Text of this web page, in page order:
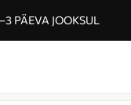
PÄEVA JOOKSUL